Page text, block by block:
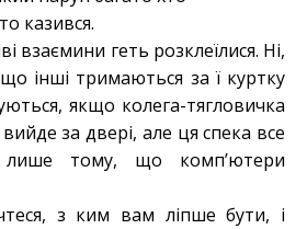
казився.
взаємини геть розклеїлися. Ні,
інші тримаються за ї куртку
якщо колега-тягловичка
за двері, але ця спека все
лише тому, що комп’ютери
з ким вам ліпше бути, і